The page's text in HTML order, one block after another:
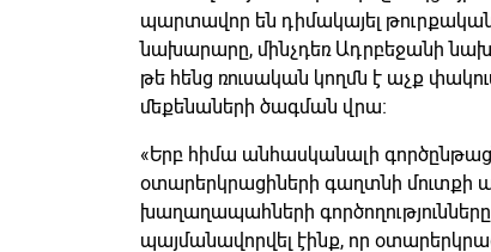
պարտավոր են դիմակայել
նախարարը, մինչդեռ Ադրբեջանի
թե հենց ռուսական կողմն է աչք
մեքենաների ծագման վրա։
«Երբ հիմա անհասկանալի
օտարերկրացիների գաղտնի մուտքի
խաղաղապահների
պայմանավորվել էինք, որ